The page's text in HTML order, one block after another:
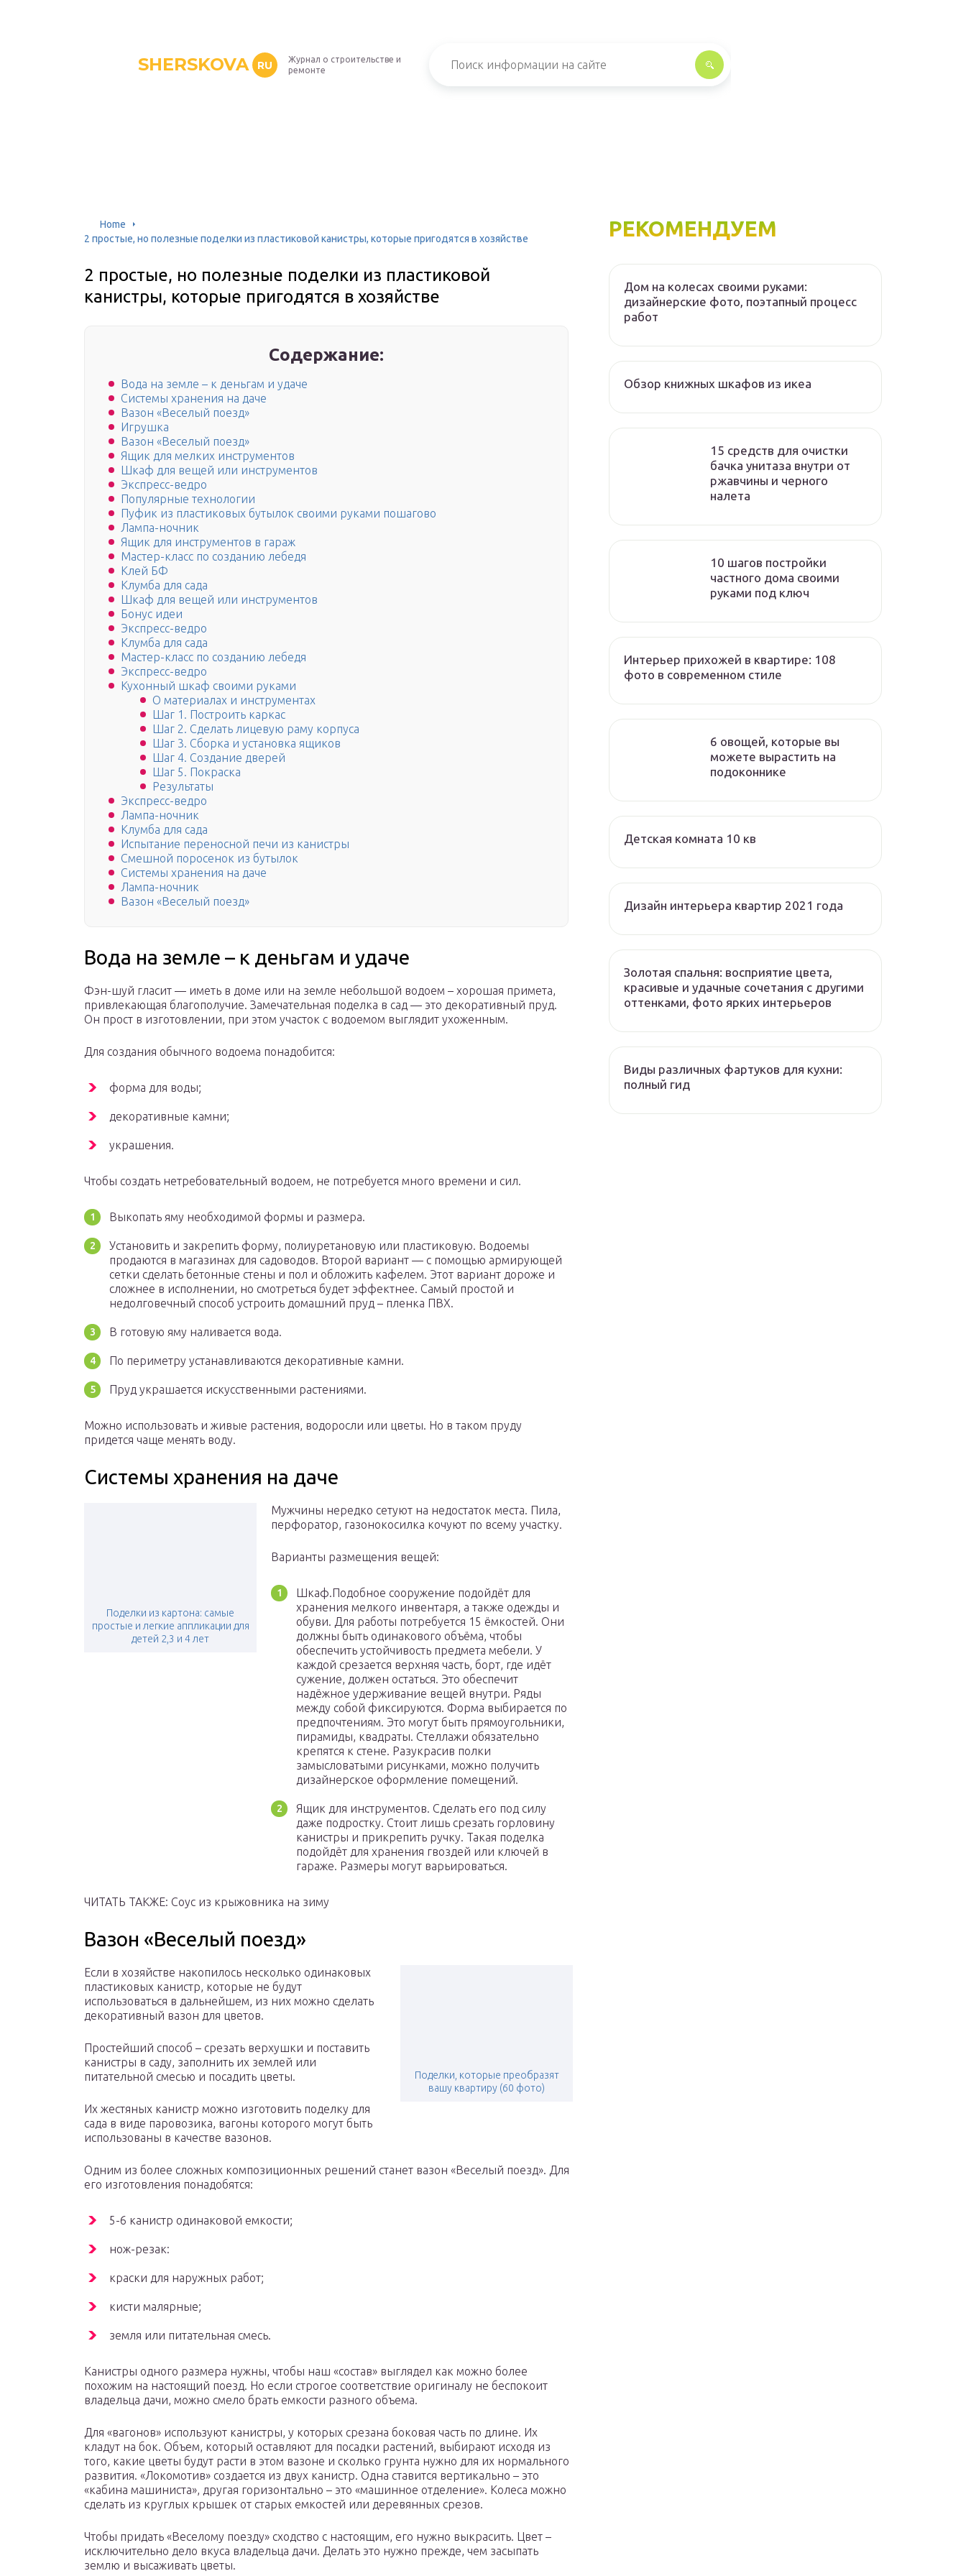
SHERSKOVA RU
Журнал о строительстве и
ремонте
Home
2 простые, но полезные поделки из пластиковой канистры, которые пригодятся в хозяйстве
2 простые, но полезные поделки из пластиковой
канистры, которые пригодятся в хозяйстве
Содержание:
Вода на земле – к деньгам и удаче
Системы хранения на даче
Вазон «Веселый поезд»
Игрушка
Вазон «Веселый поезд»
Ящик для мелких инструментов
Шкаф для вещей или инструментов
Экспресс-ведро
Популярные технологии
Пуфик из пластиковых бутылок своими руками пошагово
Лампа-ночник
Ящик для инструментов в гараж
Мастер-класс по созданию лебедя
Клей БФ
Клумба для сада
Шкаф для вещей или инструментов
Бонус идеи
Экспресс-ведро
Клумба для сада
Мастер-класс по созданию лебедя
Экспресс-ведро
Кухонный шкаф своими руками
О материалах и инструментах
Шаг 1. Построить каркас
Шаг 2. Сделать лицевую раму корпуса
Шаг 3. Сборка и установка ящиков
Шаг 4. Создание дверей
Шаг 5. Покраска
Результаты
Экспресс-ведро
Лампа-ночник
Клумба для сада
Испытание переносной печи из канистры
Смешной поросенок из бутылок
Системы хранения на даче
Лампа-ночник
Вазон «Веселый поезд»
Вода на земле – к деньгам и удаче
Фэн-шуй гласит — иметь в доме или на земле небольшой водоем – хорошая примета,
привлекающая благополучие. Замечательная поделка в сад — это декоративный пруд.
Он прост в изготовлении, при этом участок с водоемом выглядит ухоженным.
Для создания обычного водоема понадобится:
форма для воды;
декоративные камни;
украшения.
Чтобы создать нетребовательный водоем, не потребуется много времени и сил.
Выкопать яму необходимой формы и размера.
Установить и закрепить форму, полиуретановую или пластиковую. Водоемы
продаются в магазинах для садоводов. Второй вариант — с помощью армирующей
сетки сделать бетонные стены и пол и обложить кафелем. Этот вариант дороже и
сложнее в исполнении, но смотреться будет эффектнее. Самый простой и
недолговечный способ устроить домашний пруд – пленка ПВХ.
В готовую яму наливается вода.
По периметру устанавливаются декоративные камни.
Пруд украшается искусственными растениями.
Можно использовать и живые растения, водоросли или цветы. Но в таком пруду
придется чаще менять воду.
Системы хранения на даче
Поделки из картона: самые
простые и легкие аппликации для
детей 2,3 и 4 лет
Мужчины нередко сетуют на недостаток места. Пила,
перфоратор, газонокосилка кочуют по всему участку.
Варианты размещения вещей:
Шкаф.Подобное сооружение подойдёт для
хранения мелкого инвентаря, а также одежды и
обуви. Для работы потребуется 15 ёмкостей. Они
должны быть одинакового объёма, чтобы
обеспечить устойчивость предмета мебели. У
каждой срезается верхняя часть, борт, где идёт
сужение, должен остаться. Это обеспечит
надёжное удерживание вещей внутри. Ряды
между собой фиксируются. Форма выбирается по
предпочтениям. Это могут быть прямоугольники,
пирамиды, квадраты. Стеллажи обязательно
крепятся к стене. Разукрасив полки
замысловатыми рисунками, можно получить
дизайнерское оформление помещений.
Ящик для инструментов. Сделать его под силу
даже подростку. Стоит лишь срезать горловину
канистры и прикрепить ручку. Такая поделка
подойдёт для хранения гвоздей или ключей в
гараже. Размеры могут варьироваться.
ЧИТАТЬ ТАКЖЕ: Соус из крыжовника на зиму
Вазон «Веселый поезд»
Поделки, которые преобразят
вашу квартиру (60 фото)
Если в хозяйстве накопилось несколько одинаковых
пластиковых канистр, которые не будут
использоваться в дальнейшем, из них можно сделать
декоративный вазон для цветов.
Простейший способ – срезать верхушки и поставить
канистры в саду, заполнить их землей или
питательной смесью и посадить цветы.
Их жестяных канистр можно изготовить поделку для
сада в виде паровозика, вагоны которого могут быть
использованы в качестве вазонов.
Одним из более сложных композиционных решений станет вазон «Веселый поезд». Для
его изготовления понадобятся:
5-6 канистр одинаковой емкости;
нож-резак:
краски для наружных работ;
кисти малярные;
земля или питательная смесь.
Канистры одного размера нужны, чтобы наш «состав» выглядел как можно более
похожим на настоящий поезд. Но если строгое соответствие оригиналу не беспокоит
владельца дачи, можно смело брать емкости разного объема.
Для «вагонов» используют канистры, у которых срезана боковая часть по длине. Их
кладут на бок. Объем, который оставляют для посадки растений, выбирают исходя из
того, какие цветы будут расти в этом вазоне и сколько грунта нужно для их нормального
развития. «Локомотив» создается из двух канистр. Одна ставится вертикально – это
«кабина машиниста», другая горизонтально – это «машинное отделение». Колеса можно
сделать из круглых крышек от старых емкостей или деревянных срезов.
Чтобы придать «Веселому поезду» сходство с настоящим, его нужно выкрасить. Цвет –
исключительно дело вкуса владельца дачи. Делать это нужно прежде, чем засыпать
землю и высаживать цветы.
РЕКОМЕНДУЕМ
Дом на колесах своими руками:
дизайнерские фото, поэтапный процесс
работ
Обзор книжных шкафов из икеа
15 средств для очистки
бачка унитаза внутри от
ржавчины и черного
налета
10 шагов постройки
частного дома своими
руками под ключ
Интерьер прихожей в квартире: 108
фото в современном стиле
6 овощей, которые вы
можете вырастить на
подоконнике
Детская комната 10 кв
Дизайн интерьера квартир 2021 года
Золотая спальня: восприятие цвета,
красивые и удачные сочетания с другими
оттенками, фото ярких интерьеров
Виды различных фартуков для кухни:
полный гид